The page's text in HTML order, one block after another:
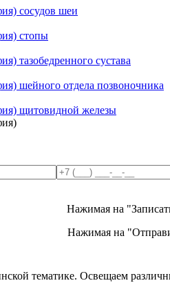
сосудов шеи
стопы
тазобедренного сустава
шейного отдела позвоночника
щитовидной железы
Нажимая на
Нажимая на
тематике. Освещаем